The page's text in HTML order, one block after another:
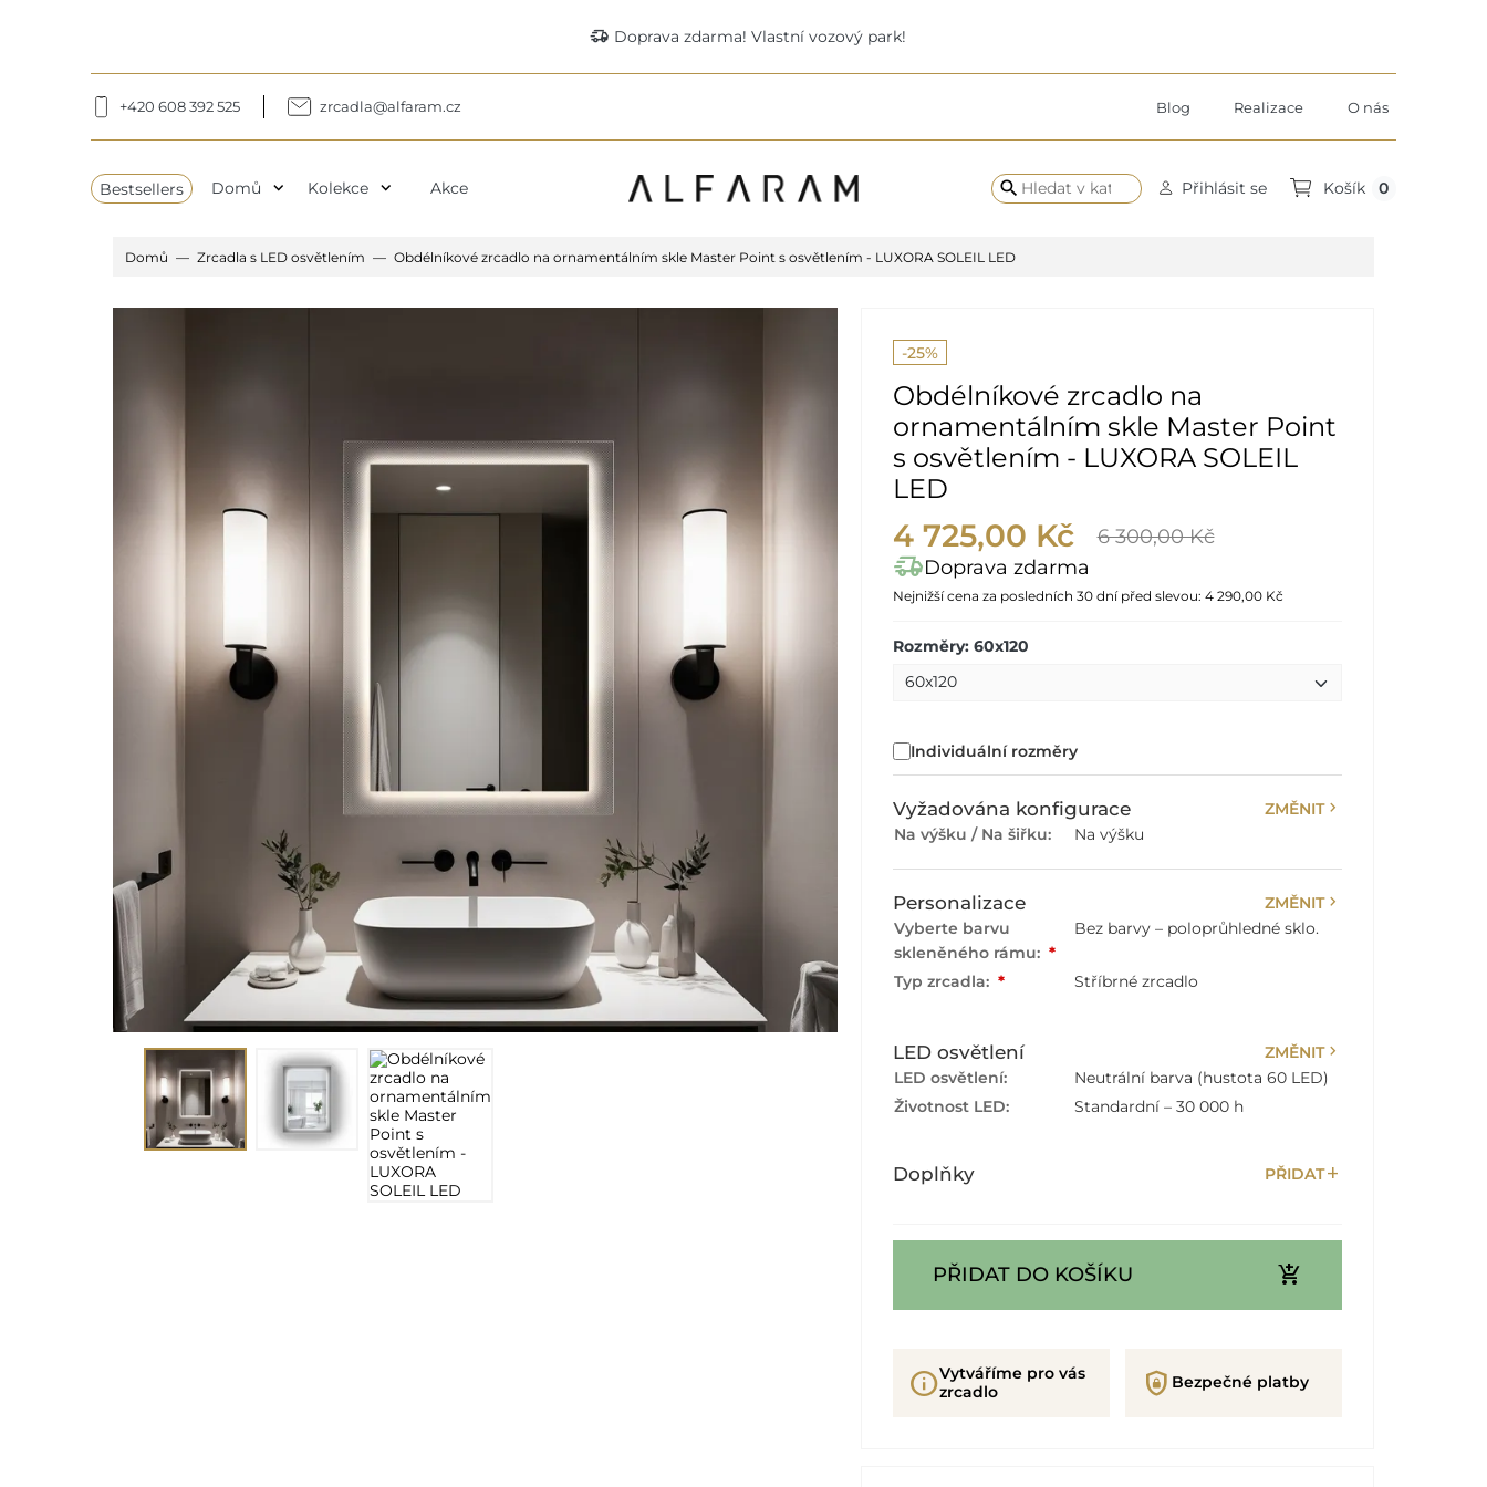
delivery_truck_speed Doprava zdarma! Vlastní vozový park!
+420 608 392 525 zrcadla@alfaram.cz Blog Realizace O nás
Bestsellers Domů expand_more Kolekce expand_more Akce search Přihlásit se Košík 0
Domů Zrcadla s LED osvětlením Obdélníkové zrcadlo na ornamentálním skle Master Point s osvětlením - LUXORA SOLEIL LED
-25%
Obdélníkové zrcadlo na
ornamentálním skle Master Point
s osvětlením - LUXORA SOLEIL
LED
6 300,00 Kč
4 725,00 Kč
delivery_truck_speedDoprava zdarma
Nejnižší cena za posledních 30 dní před slevou: 4 290,00 Kč
Rozměry: 60x120
Individuální rozměry
Vyžadována konfigurace ZMĚNITchevron_right
Na výšku / Na šiřku: Na výšku
Personalizace ZMĚNITchevron_right
Vyberte barvu
skleněného rámu: *
Bez barvy – poloprůhledné sklo.
Typ zrcadla: * Stříbrné zrcadlo
LED osvětlení ZMĚNITchevron_right
LED osvětlení:
Neutrální barva (hustota 60 LED)
Životnost LED:
Standardní – 30 000 h
Doplňky PŘIDATadd
PŘIDAT DO KOŠÍKU add_shopping_cart
infoVytváříme pro vás
zrcadlo
shield_lock Bezpečné platby